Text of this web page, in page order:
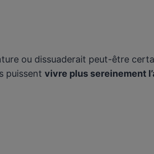
ou dissuaderait peut-être
puissentvivre plus sereinement